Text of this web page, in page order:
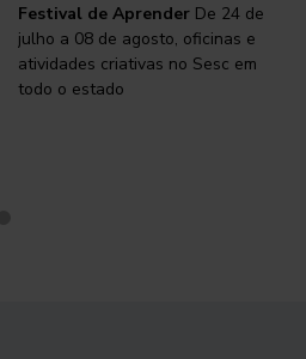
Festival de Aprender De 24 de
julho a 08 de agosto, oficinas e
atividades criativas no Sesc em
todo o estado